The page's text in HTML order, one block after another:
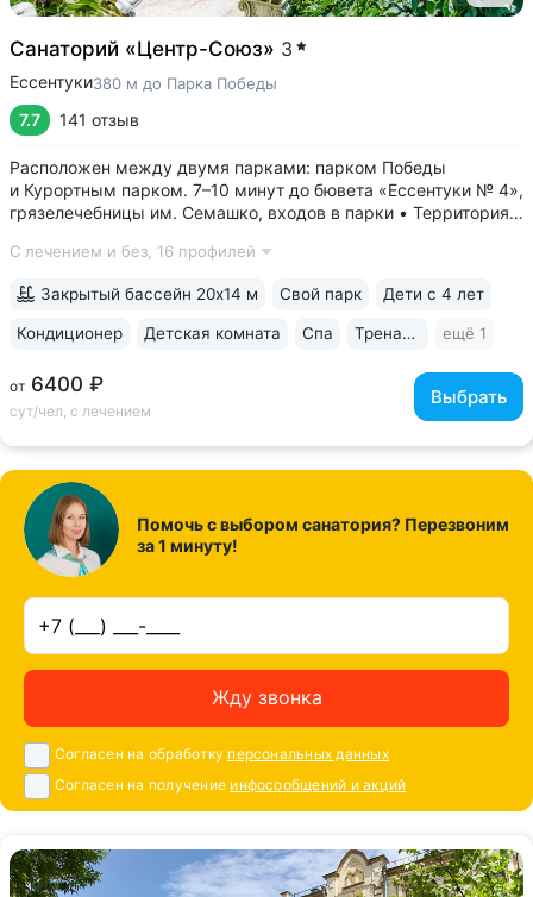
Санаторий «Центр-Союз» 3
Ессентуки380 м до Парка Победы
7.7 141 отзыв
Расположен между двумя парками: парком Победы
и Курортным парком. 7–10 минут до бювета «Ессентуки № 4»,
грязелечебницы им. Семашко, входов в парки • Территория
фонтанами, скульптурами, беседками и уличными
С лечением и без, 16 профилей
от 6400 ₽
сут/чел, с лечением
Выбрать
Закрытый бассейн 20х14 м Свой парк Дети с 4 лет
Кондиционер Детская комната Спа Тренажерный зал ещё 1
Помочь с выбором санатория? Перезвоним
за 1 минуту!
Жду звонка
Согласен на обработку персональных данных
Согласен на получение инфосообщений и акций